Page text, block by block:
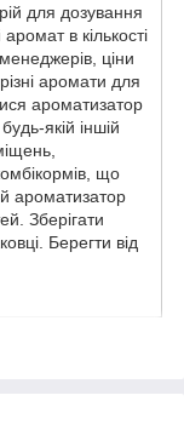
для дозування
в кількості
ціни
аромати для
ароматизатор
якій іншій
що
ароматизатор
Зберігати
Берегти від